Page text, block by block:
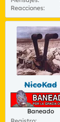
Reacciones
NicoKad
Baneado